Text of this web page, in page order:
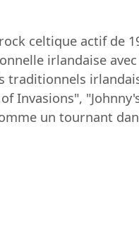
celtique actif de
irlandaise
traditionnels
Invasions",
un tournant